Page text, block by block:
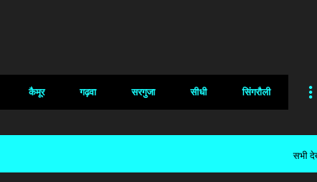
कैमूर गढ़वा सरगुजा सीधी सिंगरौली
सभी